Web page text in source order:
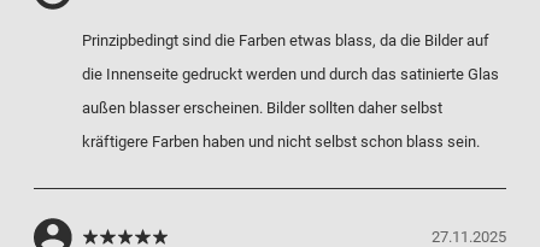
Prinzipbedingt sind die Farben etwas blass, da die Bilder auf
die Innenseite gedruckt werden und durch das satinierte Glas
außen blasser erscheinen. Bilder sollten daher selbst
kräftigere Farben haben und nicht selbst schon blass sein.
27.11.2025